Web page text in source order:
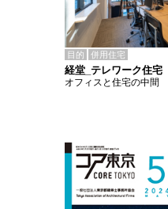
目的 併用住宅
経堂_テレワーク住宅
オフィスと住宅の中間